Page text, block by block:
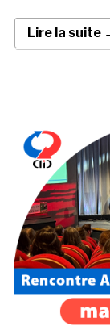
Lire la suite